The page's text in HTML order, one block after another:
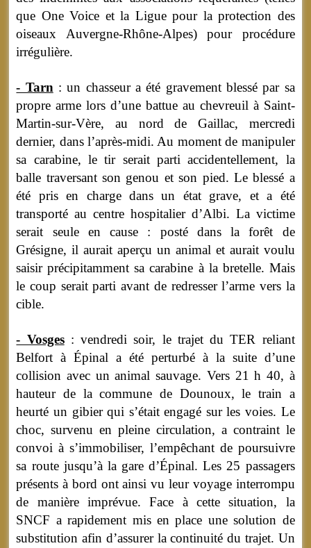
que One Voice et la Ligue pour la protection des
oiseaux Auvergne-Rhône-Alpes) pour procédure
irrégulière.
- Tarn: un chasseur a été gravement blessé par sa
propre arme lors d’une battue au chevreuil à Saint-
Martin-sur-Vère, au nord de Gaillac, mercredi
dernier, dans l’après-midi. Au moment de manipuler
sa carabine, le tir serait parti accidentellement, la
balle traversant son genou et son pied. Le blessé a
été pris en charge dans un état grave, et a été
transporté au centre hospitalier d’Albi. La victime
serait seule en cause : posté dans la forêt de
Grésigne, il aurait aperçu un animal et aurait voulu
saisir précipitamment sa carabine à la bretelle. Mais
le coup serait parti avant de redresser l’arme vers la
cible.
- Vosges: vendredi soir, le trajet du TER reliant
Belfort à Épinal a été perturbé à la suite d’une
collision avec un animal sauvage. Vers 21 h 40, à
hauteur de la commune de Dounoux, le train a
heurté un gibier qui s’était engagé sur les voies. Le
choc, survenu en pleine circulation, a contraint le
convoi à s’immobiliser, l’empêchant de poursuivre
sa route jusqu’à la gare d’Épinal. Les 25 passagers
présents à bord ont ainsi vu leur voyage interrompu
de manière imprévue. Face à cette situation, la
SNCF a rapidement mis en place une solution de
substitution afin d’assurer la continuité du trajet. Un